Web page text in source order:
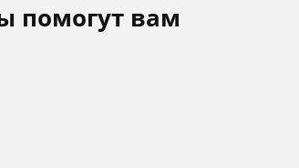
помогут вам